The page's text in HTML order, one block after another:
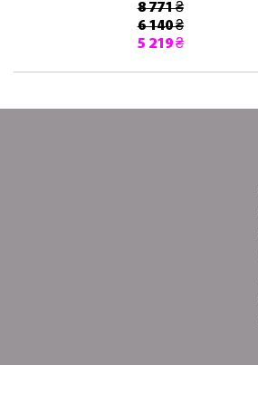
8 771 ₴
6 140 ₴
5 219 ₴